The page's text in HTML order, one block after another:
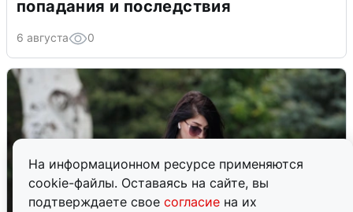
На информационном ресурсе применяются
cookie-файлы. Оставаясь на сайте, вы
подтверждаете свое согласие на их
попадания и последствия
6 августа 0